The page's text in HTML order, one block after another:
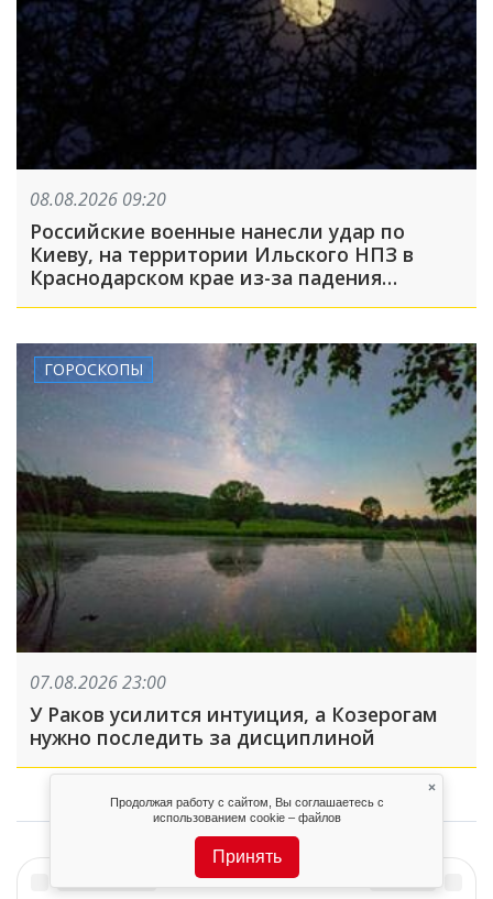
08.08.2026 09:20
Российские военные нанесли удар по
Киеву, на территории Ильского НПЗ в
Краснодарском крае из-за падения
ГОРОСКОПЫ
07.08.2026 23:00
У Раков усилится интуиция, а Козерогам
нужно последить за дисциплиной
Продолжая работу с сайтом, Вы соглашаетесь с
использованием cookie – файлов
Принять
×